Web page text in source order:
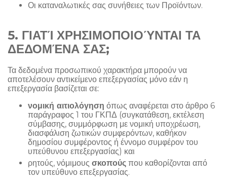
Οι καταναλωτικές σας συνήθειες των Προϊόντων.
5. ΓΙΑΤΊ ΧΡΗΣΙΜΟΠΟΙΟΎΝΤΑΙ ΤΑ
ΔΕΔΟΜΈΝΑ ΣΑΣ;
Τα δεδομένα προσωπικού χαρακτήρα μπορούν να
αποτελέσουν αντικείμενο επεξεργασίας μόνο εάν η
επεξεργασία βασίζεται σε:
νομική αιτιολόγηση όπως αναφέρεται στο άρθρο 6
παράγραφος 1 του ΓΚΠΔ (συγκατάθεση, εκτέλεση
σύμβασης, συμμόρφωση με νομική υποχρέωση,
διασφάλιση ζωτικών συμφερόντων, καθήκον
δημοσίου συμφέροντος ή έννομο συμφέρον του
υπεύθυνου επεξεργασίας) και
ρητούς, νόμιμους σκοπούς που καθορίζονται από
τον υπεύθυνο επεξεργασίας.